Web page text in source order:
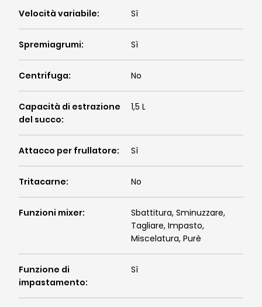
Velocità variabile: Sì
Spremiagrumi: Sì
Centrifuga: No
Capacità di estrazione
del succo:
1,5 L
Attacco per frullatore: Sì
Tritacarne: No
Funzioni mixer:
Sbattitura, Sminuzzare,
Tagliare, Impasto,
Miscelatura, Purè
Funzione di
impastamento:
Sì